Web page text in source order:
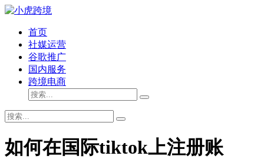
首页
社媒运营
谷歌推广
国内服务
跨境电商
如何在国际tiktok上注册账